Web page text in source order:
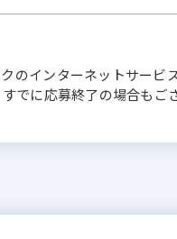
インターネットサービ
でに応募終了の場合もご